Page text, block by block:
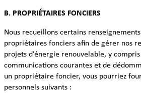
B. PROPRIÉTAIRES FONCIERS
Nous recueillons certains
propriétaires fonciers afin de gérer nos
projets d’énergie renouvelable, y
communications courantes et de
un propriétaire foncier, vous pourriez
personnels suivants :